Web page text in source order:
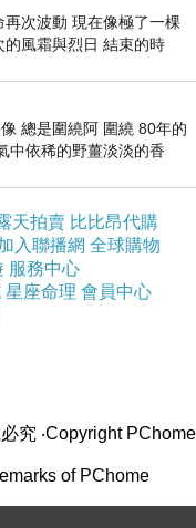
次波動 現在像極了一棵
風霜與烈日 結束的時
總是圍繞阿 圍繞 80年的
中依稀的野薑淡淡的香
天拍賣 比比昂代購
入聯播網 全球購物
服務中心
星座命理 會員中心
究 ‧Copyright PChome
of PChome